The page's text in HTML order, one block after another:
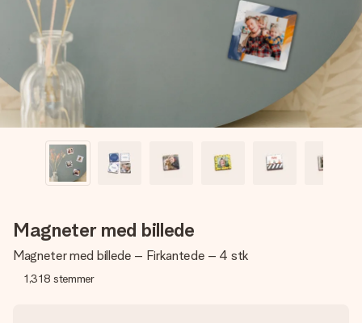
Intet besvær men udelukkende en masse kærlighed i
øjeblikket.
Magneter med billede
Magneter med billede – Firkantede – 4 stk
1,318 stemmer